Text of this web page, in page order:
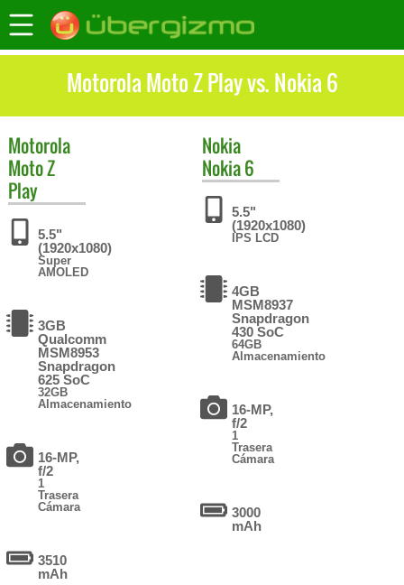
Motorola Moto Z Play vs. Nokia 6
Motorola
Moto Z
Play
5.5"
(1920x1080)
Super
AMOLED
3GB
Qualcomm
MSM8953
Snapdragon
625 SoC
32GB
Almacenamiento
16-MP,
f/2
1
Trasera
Cámara
3510
mAh
Nokia
Nokia 6
5.5"
(1920x1080)
IPS LCD
4GB
MSM8937
Snapdragon
430 SoC
64GB
Almacenamiento
16-MP,
f/2
1
Trasera
Cámara
3000
mAh